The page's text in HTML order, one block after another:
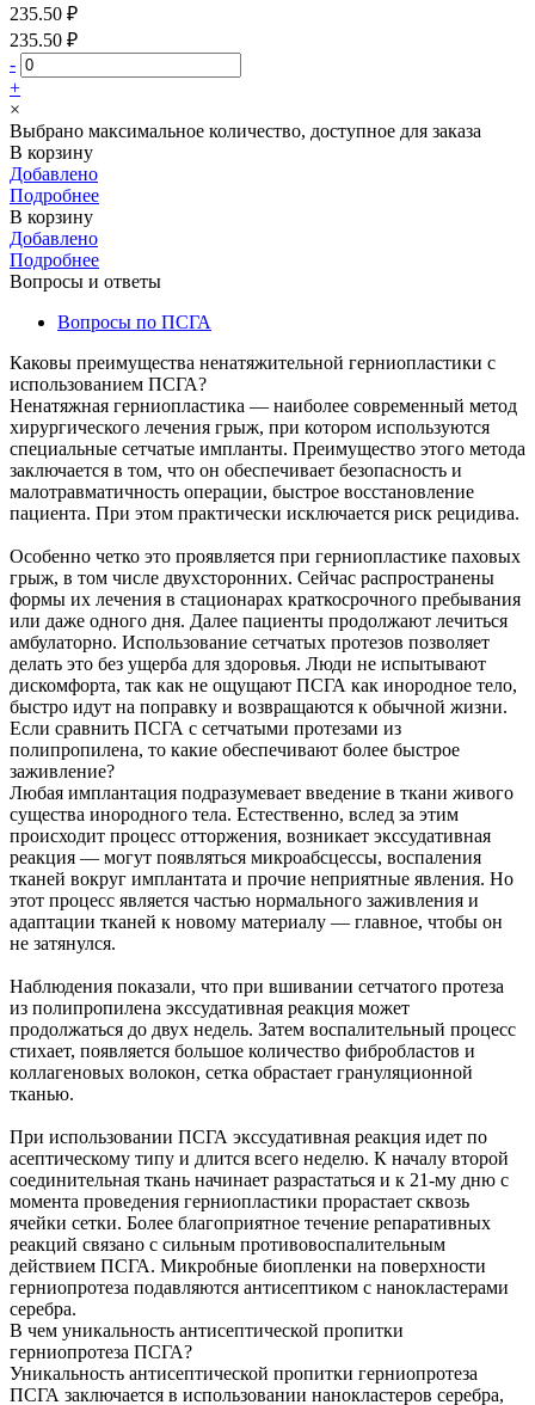
235.50 ₽
235.50 ₽
-
+
×
Выбрано максимальное количество, доступное для заказа
В корзину
Добавлено
Подробнее
В корзину
Добавлено
Подробнее
Вопросы и ответы
Вопросы по ПСГА
Каковы преимущества ненатяжительной герниопластики с
использованием ПСГА?
Ненатяжная герниопластика — наиболее современный метод
хирургического лечения грыж, при котором используются
специальные сетчатые импланты. Преимущество этого метода
заключается в том, что он обеспечивает безопасность и
малотравматичность операции, быстрое восстановление
пациента. При этом практически исключается риск рецидива.
Особенно четко это проявляется при герниопластике паховых
грыж, в том числе двухсторонних. Сейчас распространены
формы их лечения в стационарах краткосрочного пребывания
или даже одного дня. Далее пациенты продолжают лечиться
амбулаторно. Использование сетчатых протезов позволяет
делать это без ущерба для здоровья. Люди не испытывают
дискомфорта, так как не ощущают ПСГА как инородное тело,
быстро идут на поправку и возвращаются к обычной жизни.
Если сравнить ПСГА с сетчатыми протезами из
полипропилена, то какие обеспечивают более быстрое
заживление?
Любая имплантация подразумевает введение в ткани живого
существа инородного тела. Естественно, вслед за этим
происходит процесс отторжения, возникает экссудативная
реакция — могут появляться микроабсцессы, воспаления
тканей вокруг имплантата и прочие неприятные явления. Но
этот процесс является частью нормального заживления и
адаптации тканей к новому материалу — главное, чтобы он
не затянулся.
Наблюдения показали, что при вшивании сетчатого протеза
из полипропилена экссудативная реакция может
продолжаться до двух недель. Затем воспалительный процесс
стихает, появляется большое количество фибробластов и
коллагеновых волокон, сетка обрастает грануляционной
тканью.
При использовании ПСГА экссудативная реакция идет по
асептическому типу и длится всего неделю. К началу второй
соединительная ткань начинает разрастаться и к 21-му дню с
момента проведения герниопластики прорастает сквозь
ячейки сетки. Более благоприятное течение репаративных
реакций связано с сильным противовоспалительным
действием ПСГА. Микробные биопленки на поверхности
герниопротеза подавляются антисептиком с нанокластерами
серебра.
В чем уникальность антисептической пропитки
герниопротеза ПСГА?
Уникальность антисептической пропитки герниопротеза
ПСГА заключается в использовании нанокластеров серебра,